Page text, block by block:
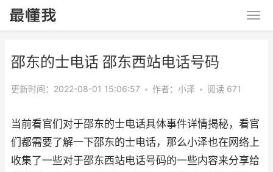
邵东的士电话 邵东西站电话号码
更新时间：2022-08-01 15:06:57 • 作者：小泽 • 阅读 671
当前看官们对于邵东的士电话具体事件详情揭秘，看官
们都需要了解一下邵东的士电话，那么小泽也在网络上
收集了一些对于邵东西站电话号码的一些内容来分享给